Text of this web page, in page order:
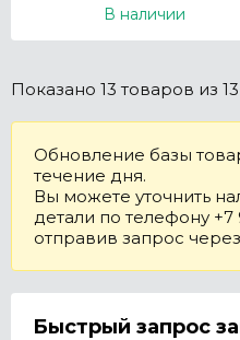
В наличии
Показано 13 товаров из 13
Обновление базы
течение дня.
Вы можете уточнить
детали по телефону +7
отправив запрос
Быстрый запрос